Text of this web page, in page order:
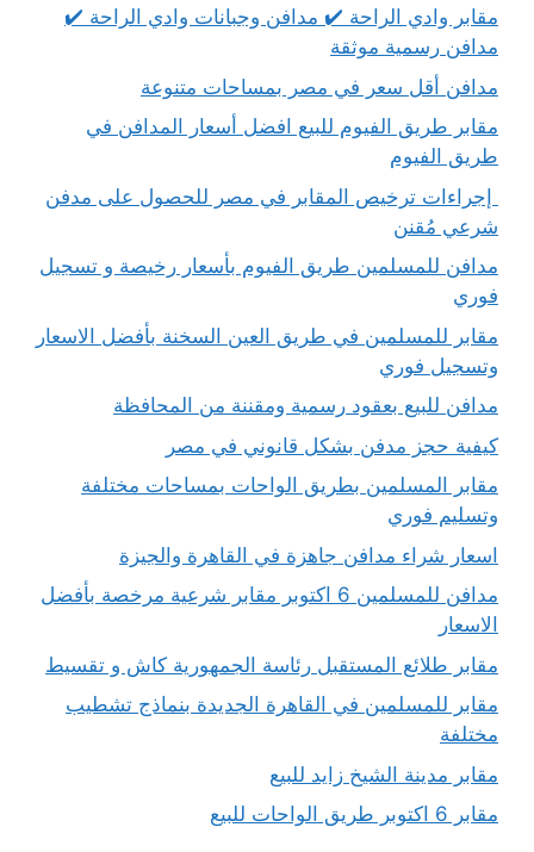
مقابر وادي الراحة ✔️ مدافن وجبانات وادي الراحة ✔️
مدافن رسمية موثقة
مدافن أقل سعر في مصر بمساحات متنوعة
مقابر طريق الفيوم للبيع افضل أسعار المدافن في
طريق الفيوم
إجراءات ترخيص المقابر في مصر للحصول على مدفن
شرعي مُقنن
مدافن للمسلمين طريق الفيوم بأسعار رخيصة و تسجيل
فوري
مقابر للمسلمين في طريق العين السخنة بأفضل الاسعار
وتسجيل فوري
مدافن للبيع بعقود رسمية ومقننة من المحافظة
كيفية حجز مدفن بشكل قانوني في مصر
مقابر المسلمين بطريق الواحات بمساحات مختلفة
وتسليم فوري
اسعار شراء مدافن جاهزة في القاهرة والجيزة
مدافن للمسلمين 6 اكتوبر مقابر شرعية مرخصة بأفضل
الاسعار
مقابر طلائع المستقبل رئاسة الجمهورية كاش و تقسيط
مقابر للمسلمين في القاهرة الجديدة بنماذج تشطيب
مختلفة
مقابر مدينة الشيخ زايد للبيع
مقابر 6 اكتوبر طريق الواحات للبيع